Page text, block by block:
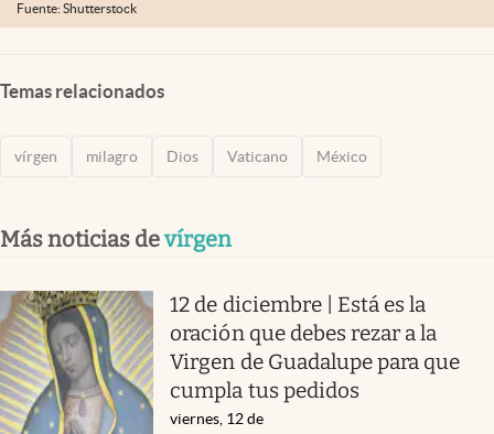
Fuente: Shutterstock
Temas relacionados
vírgen milagro Dios Vaticano México
Más noticias devírgen
12 de diciembre | Está es la
oración que debes rezar a la
Virgen de Guadalupe para que
cumpla tus pedidos
viernes, 12 de